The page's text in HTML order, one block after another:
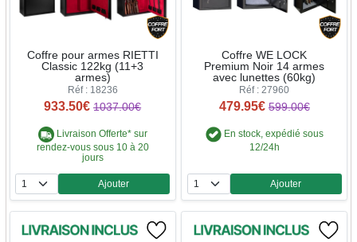
Coffre pour armes RIETTI
Classic 122kg (11+3
armes)
Réf : 18236
933.50€ 1037.00€
Livraison Offerte* sur
rendez-vous sous 10 à 20
jours
Quantité
Ajouter
Coffre WE LOCK
Premium Noir 14 armes
avec lunettes (60kg)
Réf : 27960
479.95€ 599.00€
En stock, expédié sous
12/24h
Quantité
Ajouter